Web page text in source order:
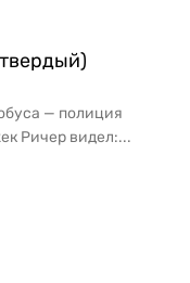
— полиция
Ричер видел:...